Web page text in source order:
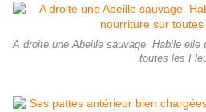
A droite une Abeille sauvage. Habile elle
toutes les